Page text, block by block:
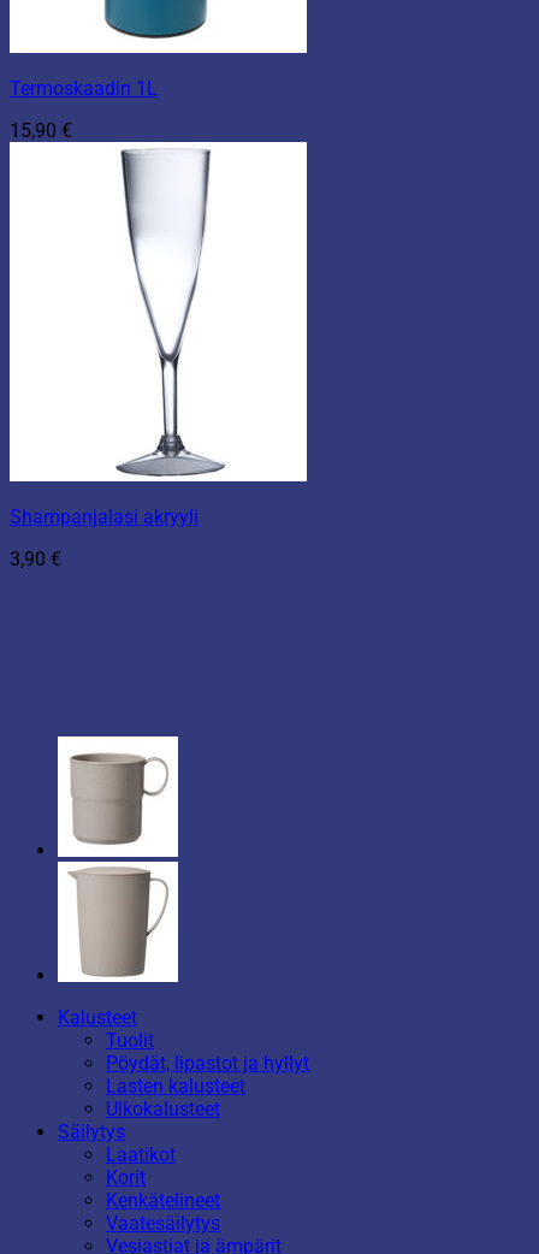
Termoskaadin 1L
15,90 €
Shampanjalasi akryyli
3,90 €
Kalusteet
Tuolit
Pöydät, lipastot ja hyllyt
Lasten kalusteet
Ulkokalusteet
Säilytys
Laatikot
Korit
Kenkätelineet
Vaatesäilytys
Vesiastiat ja ämpärit